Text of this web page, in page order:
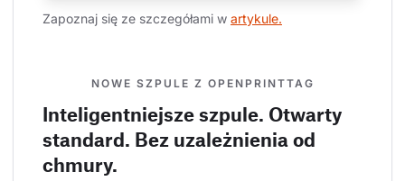
Zapoznaj się ze szczegółami w artykule.
NOWE SZPULE Z OPENPRINTTAG
Inteligentniejsze szpule. Otwarty
standard. Bez uzależnienia od
chmury.